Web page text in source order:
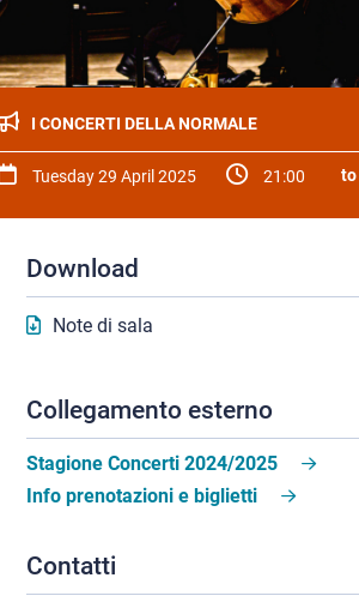
I CONCERTI DELLA NORMALE
Tuesday 29 April 2025 21:00 to
Download
Note di sala
Collegamento esterno
Stagione Concerti 2024/2025
Info prenotazioni e biglietti
Contatti